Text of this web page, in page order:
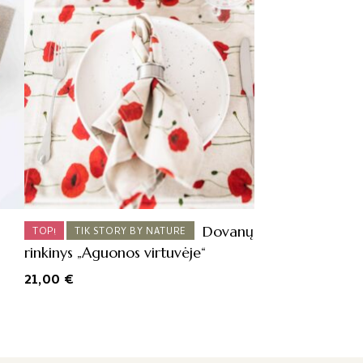
TOP! TIK STORY BY NATURE
Dovanų
rinkinys „Aguonos virtuvėje“
21,00 €